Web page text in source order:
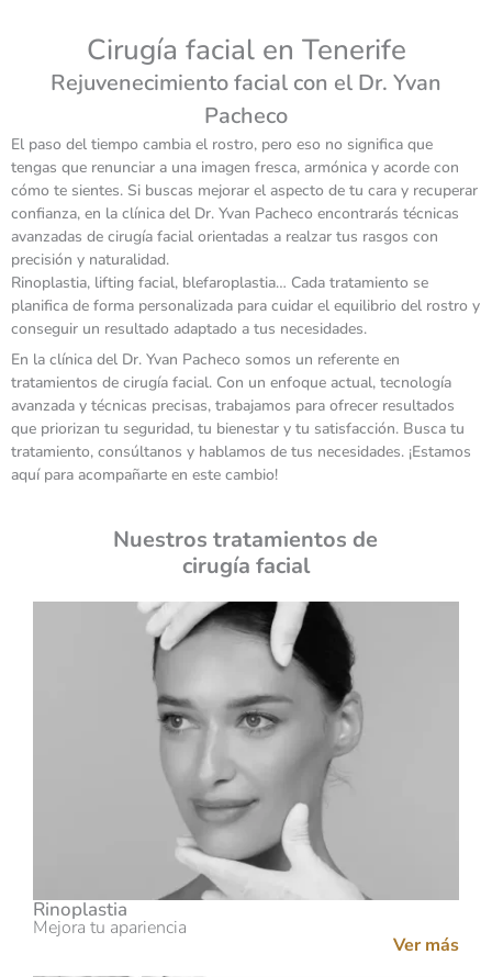
Cirugía facial en Tenerife
Rejuvenecimiento facial con el Dr. Yvan
Pacheco
El paso del tiempo cambia el rostro, pero eso no significa que
tengas que renunciar a una imagen fresca, armónica y acorde con
cómo te sientes. Si buscas mejorar el aspecto de tu cara y recuperar
confianza, en la clínica del Dr. Yvan Pacheco encontrarás técnicas
avanzadas de cirugía facial orientadas a realzar tus rasgos con
precisión y naturalidad.
Rinoplastia, lifting facial, blefaroplastia… Cada tratamiento se
planifica de forma personalizada para cuidar el equilibrio del rostro y
conseguir un resultado adaptado a tus necesidades.
En la clínica del Dr. Yvan Pacheco somos un referente en
tratamientos de cirugía facial. Con un enfoque actual, tecnología
avanzada y técnicas precisas, trabajamos para ofrecer resultados
que priorizan tu seguridad, tu bienestar y tu satisfacción. Busca tu
tratamiento, consúltanos y hablamos de tus necesidades. ¡Estamos
aquí para acompañarte en este cambio!
Nuestros tratamientos de
cirugía facial
Rinoplastia
Mejora tu apariencia
Ver más